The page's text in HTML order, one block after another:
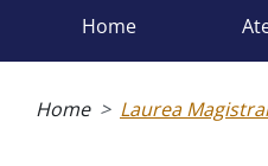
menu
home
Home Laurea